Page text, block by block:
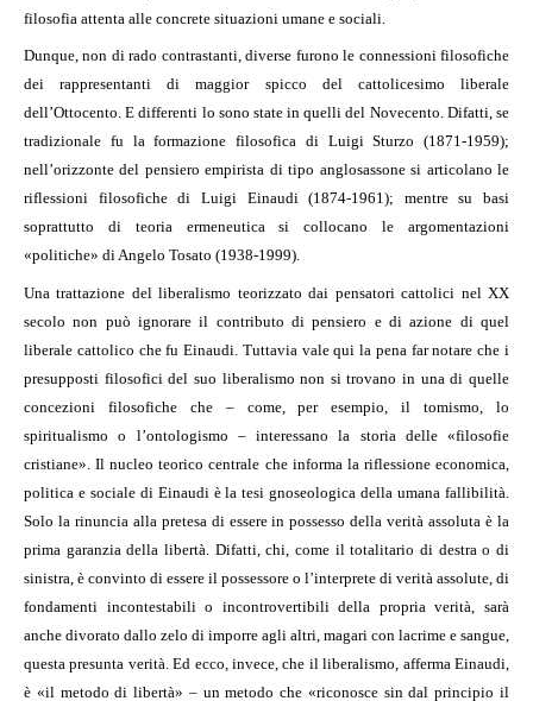
filosofia attenta alle concrete situazioni umane e sociali.
Dunque, non di rado contrastanti, diverse furono le connessioni filosofiche
dei rappresentanti di maggior spicco del cattolicesimo liberale
dell’Ottocento. E differenti lo sono state in quelli del Novecento. Difatti, se
tradizionale fu la formazione filosofica di Luigi Sturzo (1871-1959);
nell’orizzonte del pensiero empirista di tipo anglosassone si articolano le
riflessioni filosofiche di Luigi Einaudi (1874-1961); mentre su basi
soprattutto di teoria ermeneutica si collocano le argomentazioni
«politiche» di Angelo Tosato (1938-1999).
Una trattazione del liberalismo teorizzato dai pensatori cattolici nel XX
secolo non può ignorare il contributo di pensiero e di azione di quel
liberale cattolico che fu Einaudi. Tuttavia vale qui la pena far notare che i
presupposti filosofici del suo liberalismo non si trovano in una di quelle
concezioni filosofiche che – come, per esempio, il tomismo, lo
spiritualismo o l’ontologismo – interessano la storia delle «filosofie
cristiane». Il nucleo teorico centrale che informa la riflessione economica,
politica e sociale di Einaudi è la tesi gnoseologica della umana fallibilità.
Solo la rinuncia alla pretesa di essere in possesso della verità assoluta è la
prima garanzia della libertà. Difatti, chi, come il totalitario di destra o di
sinistra, è convinto di essere il possessore o l’interprete di verità assolute, di
fondamenti incontestabili o incontrovertibili della propria verità, sarà
anche divorato dallo zelo di imporre agli altri, magari con lacrime e sangue,
questa presunta verità. Ed ecco, invece, che il liberalismo, afferma Einaudi,
è «il metodo di libertà» – un metodo che «riconosce sin dal principio il